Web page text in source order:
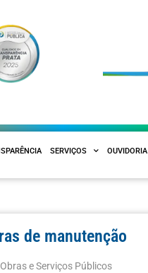
SERVIÇOS OUVIDORIA
de manutenção
Obras e Serviços Públicos